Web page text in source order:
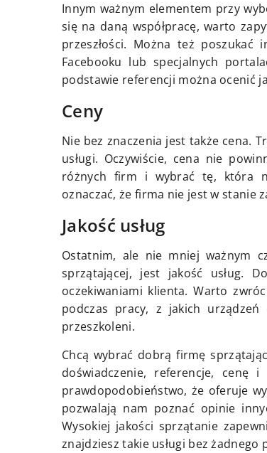
Innym ważnym elementem przy
się na daną współpracę, warto
przeszłości. Można też
Facebooku lub specjalnych
podstawie referencji można ocenić
Ceny
Nie bez znaczenia jest także cena.
usługi. Oczywiście, cena nie
różnych firm i wybrać tę, która
oznaczać, że firma nie jest w stanie
Jakość usług
Ostatnim, ale nie mniej ważnym
sprzątającej, jest jakość usług.
oczekiwaniami klienta. Warto
podczas pracy, z jakich urządzeń
przeszkoleni.
Chcą wybrać dobrą firmę
doświadczenie, referencje, cenę
prawdopodobieństwo, że oferuje
pozwalają nam poznać opinie
Wysokiej jakości sprzątanie
znajdziesz takie usługi bez żadnego